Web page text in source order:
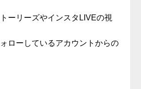
ーリーズやインスタLIVEの視
ローしているアカウントからの